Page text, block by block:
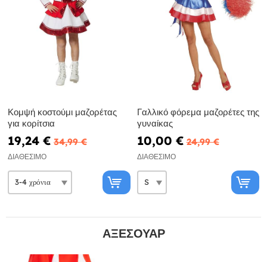
Κομψή κοστούμι μαζορέτας
για κορίτσια
19,24 € 34,99 €
ΔΙΑΘΈΣΙΜΟ
Γαλλικό φόρεμα μαζορέτες της
γυναίκας
10,00 € 24,99 €
ΔΙΑΘΈΣΙΜΟ
ΑΞΕΣΟΥΆΡ